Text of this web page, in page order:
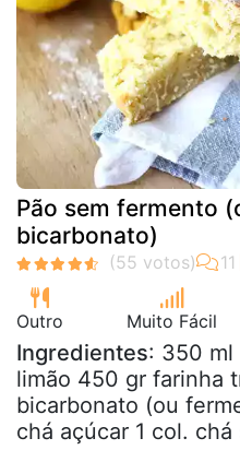
Pão sem fermento
bicarbonato)
Outro Muito Fácil
Ingredientes: 350 ml
limão 450 gr farinha
bicarbonato (ou
chá açúcar 1 col. chá